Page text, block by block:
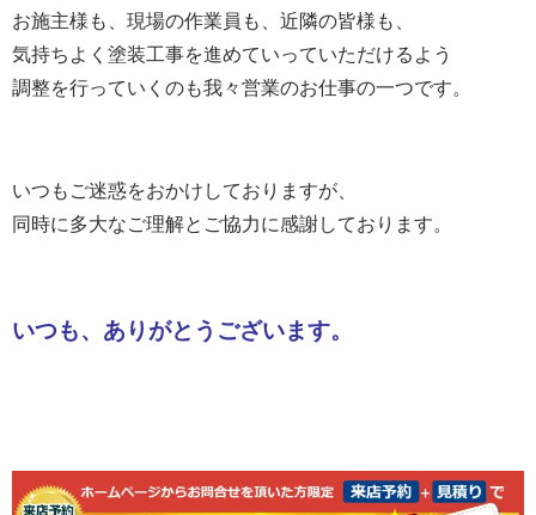
お施主様も、現場の作業員も、近隣の皆様も、
気持ちよく塗装工事を進めていっていただけるよう
調整を行っていくのも我々営業のお仕事の一つです。
いつもご迷惑をおかけしておりますが、
同時に多大なご理解とご協力に感謝しております。
いつも、ありがとうございます。